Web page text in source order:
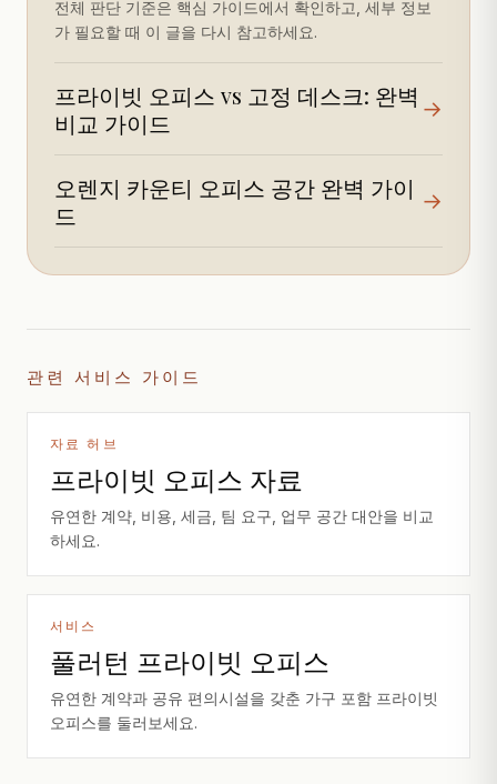
전체 판단 기준은 핵심 가이드에서 확인하고, 세부 정보
가 필요할 때 이 글을 다시 참고하세요.
프라이빗 오피스 vs 고정 데스크: 완벽
비교 가이드
→
오렌지 카운티 오피스 공간 완벽 가이
드
→
관련 서비스 가이드
자료 허브
프라이빗 오피스 자료
유연한 계약, 비용, 세금, 팀 요구, 업무 공간 대안을 비교
하세요.
서비스
풀러턴 프라이빗 오피스
유연한 계약과 공유 편의시설을 갖춘 가구 포함 프라이빗
오피스를 둘러보세요.